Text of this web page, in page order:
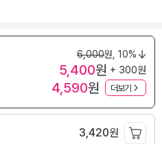
6,000원, 10%
5,400원 + 300원
4,590원 더보기
3,420원